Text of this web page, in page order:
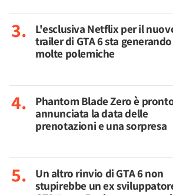
L'esclusiva Netflix per il
trailer di GTA 6 sta generando
molte polemiche
Phantom Blade Zero è
annunciata la data delle
prenotazioni e una sorpresa
Un altro rinvio di GTA 6 non
stupirebbe un ex